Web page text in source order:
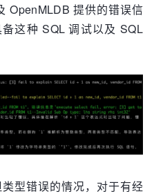
OpenMLDB 提供的错误信
这种 SQL 调试以及 SQL
型错误的情况，对于有经